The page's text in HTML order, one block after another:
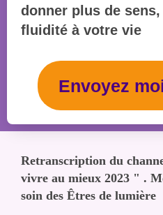
donner plus de
fluidité à votre vie
Envoyez
Retranscription du
vivre au mieux 2023 " .
soin des Êtres de lumière